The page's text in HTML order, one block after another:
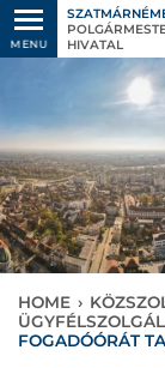
MENU
HIVATAL
HOME ›
FOGADÓÓRÁT